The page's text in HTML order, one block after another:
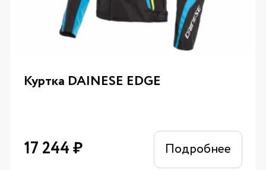
Куртка DAINESE EDGE
17 244₽ Подробнее